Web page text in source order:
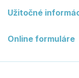
Užitočné
Online formuláre